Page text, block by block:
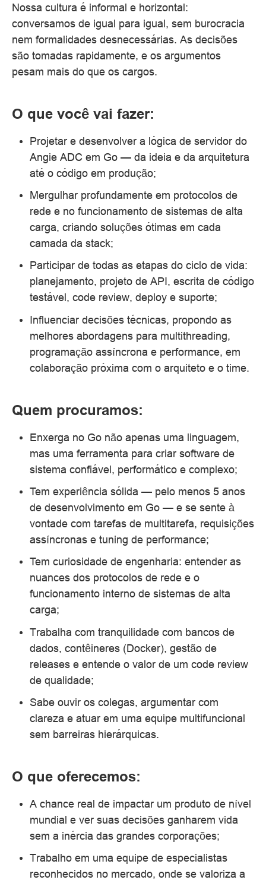
Nossa cultura é informal e horizontal:
conversamos de igual para igual, sem burocracia
nem formalidades desnecessárias. As decisões
são tomadas rapidamente, e os argumentos
pesam mais do que os cargos.
O que você vai fazer:
Projetar e desenvolver a lógica de servidor do
Angie ADC em Go — da ideia e da arquitetura
até o código em produção;
Mergulhar profundamente em protocolos de
rede e no funcionamento de sistemas de alta
carga, criando soluções ótimas em cada
camada da stack;
Participar de todas as etapas do ciclo de vida:
planejamento, projeto de API, escrita de código
testável, code review, deploy e suporte;
Influenciar decisões técnicas, propondo as
melhores abordagens para multithreading,
programação assíncrona e performance, em
colaboração próxima com o arquiteto e o time.
Quem procuramos:
Enxerga no Go não apenas uma linguagem,
mas uma ferramenta para criar software de
sistema confiável, performático e complexo;
Tem experiência sólida — pelo menos 5 anos
de desenvolvimento em Go — e se sente à
vontade com tarefas de multitarefa, requisições
assíncronas e tuning de performance;
Tem curiosidade de engenharia: entender as
nuances dos protocolos de rede e o
funcionamento interno de sistemas de alta
carga;
Trabalha com tranquilidade com bancos de
dados, contêineres (Docker), gestão de
releases e entende o valor de um code review
de qualidade;
Sabe ouvir os colegas, argumentar com
clareza e atuar em uma equipe multifuncional
sem barreiras hierárquicas.
O que oferecemos:
A chance real de impactar um produto de nível
mundial e ver suas decisões ganharem vida
sem a inércia das grandes corporações;
Trabalho em uma equipe de especialistas
reconhecidos no mercado, onde se valoriza a